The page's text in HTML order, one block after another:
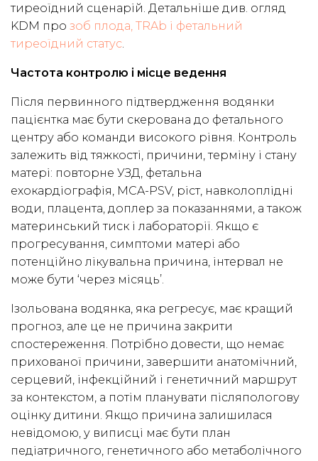
тиреоїдний сценарій. Детальніше див. огляд
KDM про зоб плода, TRAb і фетальний
тиреоїдний статус.
Частота контролю і місце ведення
Після первинного підтвердження водянки
пацієнтка має бути скерована до фетального
центру або команди високого рівня. Контроль
залежить від тяжкості, причини, терміну і стану
матері: повторне УЗД, фетальна
ехокардіографія, MCA-PSV, ріст, навколоплідні
води, плацента, доплер за показаннями, а також
материнський тиск і лабораторії. Якщо є
прогресування, симптоми матері або
потенційно лікувальна причина, інтервал не
може бути ‘через місяць’.
Ізольована водянка, яка регресує, має кращий
прогноз, але це не причина закрити
спостереження. Потрібно довести, що немає
прихованої причини, завершити анатомічний,
серцевий, інфекційний і генетичний маршрут
за контекстом, а потім планувати післяпологову
оцінку дитини. Якщо причина залишилася
невідомою, у виписці має бути план
педіатричного, генетичного або метаболічного